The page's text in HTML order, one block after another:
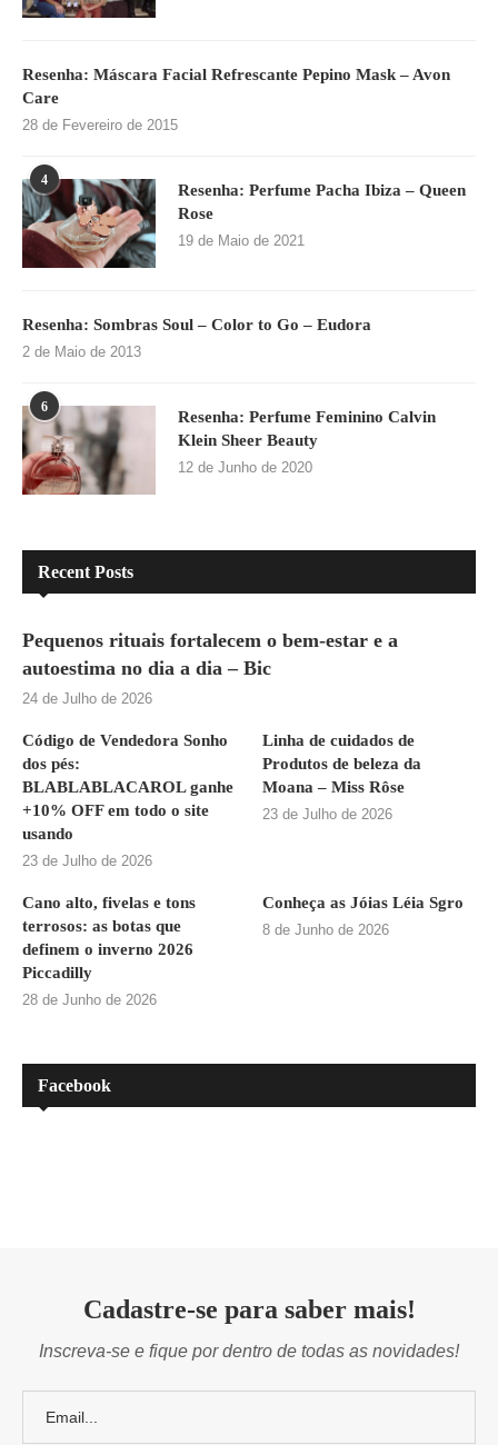
Resenha: Máscara Facial Refrescante Pepino Mask – Avon
Care
28 de Fevereiro de 2015
4
Resenha: Perfume Pacha Ibiza – Queen
Rose
19 de Maio de 2021
Resenha: Sombras Soul – Color to Go – Eudora
2 de Maio de 2013
6
Resenha: Perfume Feminino Calvin
Klein Sheer Beauty
12 de Junho de 2020
Recent Posts
Pequenos rituais fortalecem o bem-estar e a
autoestima no dia a dia – Bic
24 de Julho de 2026
Código de Vendedora Sonho
dos pés:
BLABLABLACAROL ganhe
+10% OFF em todo o site
usando
23 de Julho de 2026
Linha de cuidados de
Produtos de beleza da
Moana – Miss Rôse
23 de Julho de 2026
Cano alto, fivelas e tons
terrosos: as botas que
definem o inverno 2026
Piccadilly
28 de Junho de 2026
Conheça as Jóias Léia Sgro
8 de Junho de 2026
Facebook
Cadastre-se para saber mais!
Inscreva-se e fique por dentro de todas as novidades!